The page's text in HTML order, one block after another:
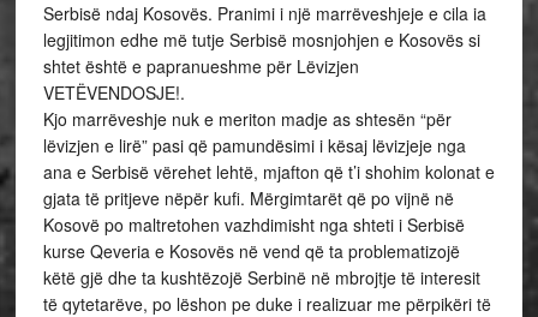
Serbisë ndaj Kosovës. Pranimi i një marrëveshjeje e cila ia
legjitimon edhe më tutje Serbisë mosnjohjen e Kosovës si
shtet është e papranueshme për Lëvizjen
VETËVENDOSJE!.
Kjo marrëveshje nuk e meriton madje as shtesën “për
lëvizjen e lirë” pasi që pamundësimi i kësaj lëvizjeje nga
ana e Serbisë vërehet lehtë, mjafton që t’i shohim kolonat e
gjata të pritjeve nëpër kufi. Mërgimtarët që po vijnë në
Kosovë po maltretohen vazhdimisht nga shteti i Serbisë
kurse Qeveria e Kosovës në vend që ta problematizojë
këtë gjë dhe ta kushtëzojë Serbinë në mbrojtje të interesit
të qytetarëve, po lëshon pe duke i realizuar me përpikëri të